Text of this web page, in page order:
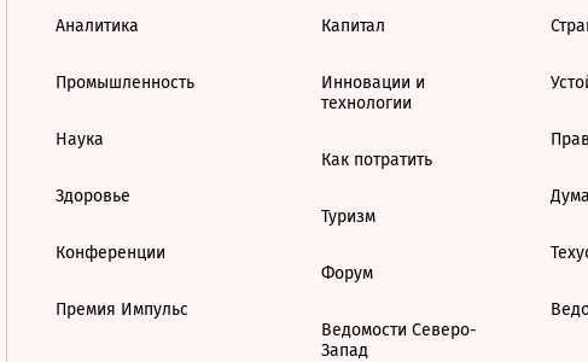
Аналитика
Промышленность
Наука
Здоровье
Конференции
Премия Импульс
Капитал
Инновации и
технологии
Как потратить
Туризм
Форум
Ведомости Северо-
Запад